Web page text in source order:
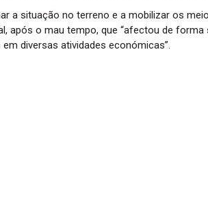
a situação no terreno e a mobilizar os
após o mau tempo, que “afectou de forma
diversas atividades económicas”.